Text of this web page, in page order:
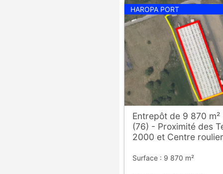
HAROPA PORT
Entrepôt de 9 870
(76) - Proximité des
2000 et Centre roulier
Surface : 9 870 m²